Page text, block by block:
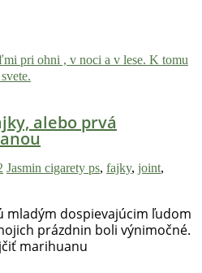
alebo prvá
Jasmin cigarety ps, fajky, joint,
mladým dospievajúcim ľudom
prázdnin boli výnimočné.
marihuanu